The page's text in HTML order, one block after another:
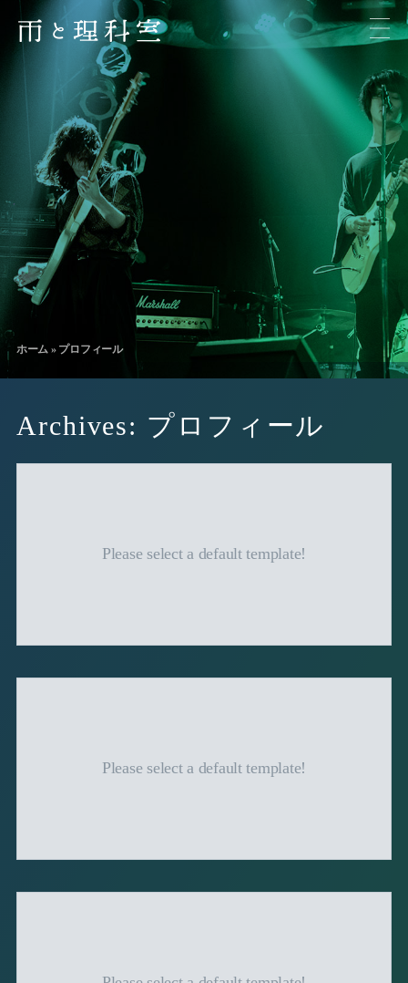
ホーム » プロフィール
Archives: プロフィール
Please select a default template!
Please select a default template!